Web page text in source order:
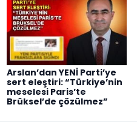
Arslan’dan YENİ Parti’ye
sert eleştiri: “Türkiye’nin
meselesi Paris’te
Brüksel’de çözülmez”